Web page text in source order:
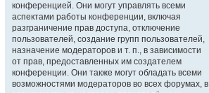
конференцией. Они могут управлять всеми
аспектами работы конференции, включая
разграничение прав доступа, отключение
пользователей, создание групп пользователей,
назначение модераторов и т. п., в зависимости
от прав, предоставленных им создателем
конференции. Они также могут обладать всеми
возможностями модераторов во всех форумах, в